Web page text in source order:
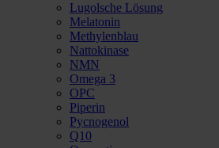
Lugolsche Lösung
Melatonin
Methylenblau
Nattokinase
NMN
Omega 3
OPC
Piperin
Pycnogenol
Q10